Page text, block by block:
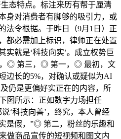
态特点。标注来历有帮于厘清
身对消费者有脚够的吸引力，或
法令根据。于昨日（9月1日）正
都必需加上标识，律师正在处置
实就是‘科技向实’。成立权势巨
◎ 第三，◎ 第一，◎ 最初，文
边长的5%，对确认或疑似为AI
仍是更偏好实正在的内容，所
图所示：正如数字力场担任
‘科技向善’，终究，本人曾经
是假，”◎ 第二，粉丝的乐趣和
做商品宣传的短视频和图文内